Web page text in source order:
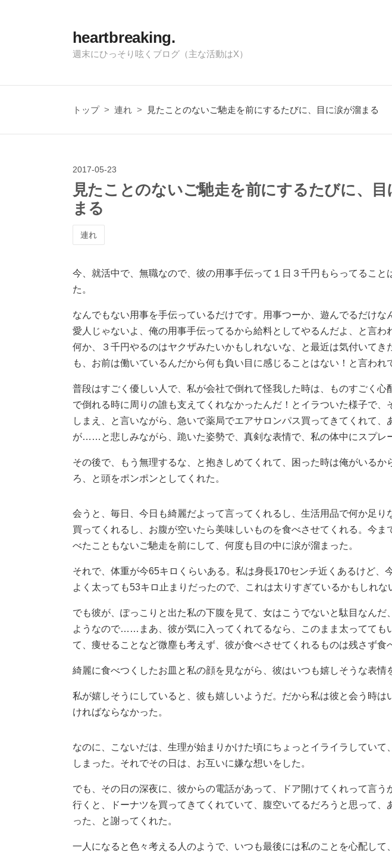
heartbreaking.
週末にひっそり呟くブログ（主な活動はX）
トップ > 連れ > 見たことのないご馳走を前にするたびに、目に涙が溜まる
2017-05-23
見たことのないご馳走を前にするたびに、目
まる
連れ
今、就活中で、無職なので、彼の用事手伝って１日３千円もらってること
た。
なんでもない用事を手伝っているだけです。用事つーか、遊んでるだけな
愛人じゃないよ、俺の用事手伝ってるから給料としてやるんだよ、と言わ
何か、３千円やるのはヤクザみたいかもしれないな、と最近は気付いてき
も、お前は働いているんだから何も負い目に感じることはない！と言われ
普段はすごく優しい人で、私が会社で倒れて怪我した時は、ものすごく心
で倒れる時に周りの誰も支えてくれなかったんだ！とイラついた様子で、
しまえ、と言いながら、急いで薬局でエアサロンパス買ってきてくれて、
が……と悲しみながら、跪いた姿勢で、真剣な表情で、私の体中にスプレ
その後で、もう無理するな、と抱きしめてくれて、困った時は俺がいるか
ろ、と頭をポンポンとしてくれた。
会うと、毎日、今日も綺麗だよって言ってくれるし、生活用品で何か足り
買ってくれるし、お腹が空いたら美味しいものを食べさせてくれる。今ま
べたこともないご馳走を前にして、何度も目の中に涙が溜まった。
それで、体重が今65キロくらいある。私は身長170センチ近くあるけど、
よく太っても53キロ止まりだったので、これは太りすぎているかもしれな
でも彼が、ぽっこりと出た私の下腹を見て、女はこうでないと駄目なんだ
ようなので……まあ、彼が気に入ってくれてるなら、このまま太ってても
て、痩せることなど微塵も考えず、彼が食べさせてくれるものは残さず食
綺麗に食べつくしたお皿と私の顔を見ながら、彼はいつも嬉しそうな表情
私が嬉しそうにしていると、彼も嬉しいようだ。だから私は彼と会う時は
ければならなかった。
なのに、こないだは、生理が始まりかけた頃にちょっとイライラしていて
しまった。それでその日は、お互いに嫌な想いをした。
でも、その日の深夜に、彼からの電話があって、ドア開けてくれって言う
行くと、ドーナツを買ってきてくれていて、腹空いてるだろうと思って、
った、と謝ってくれた。
一人になると色々考える人のようで、いつも最後には私のことを心配して